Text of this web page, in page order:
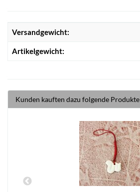
Versandgewicht:
Artikelgewicht:
Kunden kauften dazu folgende Produkte